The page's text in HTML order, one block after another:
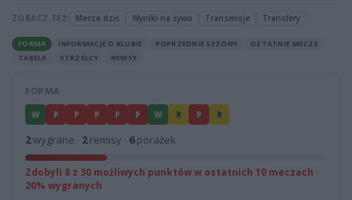
ZOBACZ TEŻ: Mecze dziś Wyniki na żywo Transmisje Transfery
FORMA INFORMACJE O KLUBIE POPRZEDNIE SEZONY
OSTATNIE MECZE
TABELA
STRZELCY NEWSY
FORMA
W P P P P P W R P R
2wygrane · 2remisy · 6porażek
Zdobyli 8 z 30 możliwych punktów w ostatnich 10 meczach ·
20% wygranych